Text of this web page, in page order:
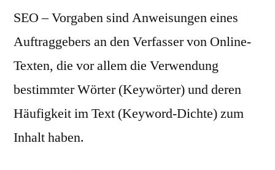
SEO – Vorgaben sind Anweisungen eines
Auftraggebers an den Verfasser von Online-
Texten, die vor allem die Verwendung
bestimmter Wörter (Keywörter) und deren
Häufigkeit im Text (Keyword-Dichte) zum
Inhalt haben.